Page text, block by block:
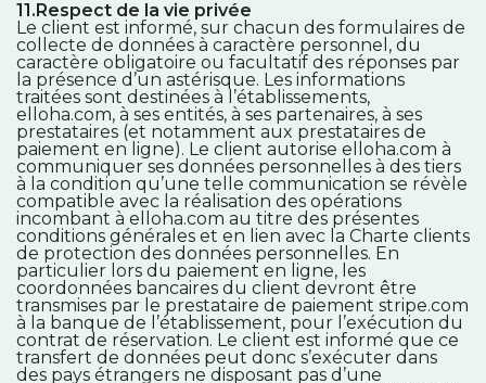
11.Respect de la vie privée
Le client est informé, sur chacun des formulaires de
collecte de données à caractère personnel, du
caractère obligatoire ou facultatif des réponses par
la présence d’un astérisque. Les informations
traitées sont destinées à l’établissements,
elloha.com, à ses entités, à ses partenaires, à ses
prestataires (et notamment aux prestataires de
paiement en ligne). Le client autorise elloha.com à
communiquer ses données personnelles à des tiers
à la condition qu’une telle communication se révèle
compatible avec la réalisation des opérations
incombant à elloha.com au titre des présentes
conditions générales et en lien avec la Charte clients
de protection des données personnelles. En
particulier lors du paiement en ligne, les
coordonnées bancaires du client devront être
transmises par le prestataire de paiement stripe.com
à la banque de l’établissement, pour l’exécution du
contrat de réservation. Le client est informé que ce
transfert de données peut donc s’exécuter dans
des pays étrangers ne disposant pas d’une